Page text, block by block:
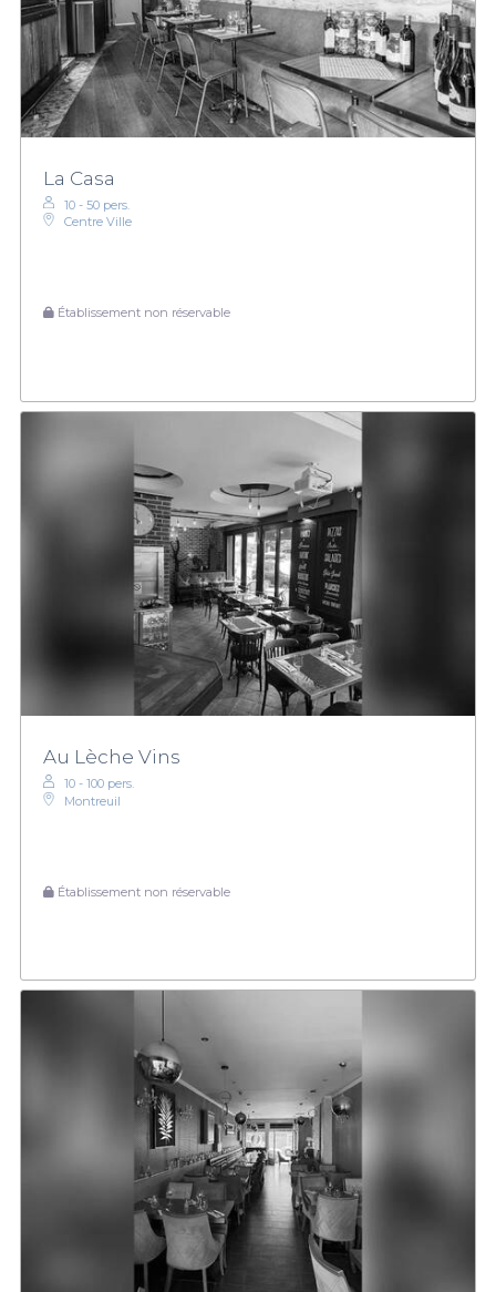
La Casa
10 - 50 pers.
Centre Ville
Établissement non réservable
Au Lèche Vins
10 - 100 pers.
Montreuil
Établissement non réservable